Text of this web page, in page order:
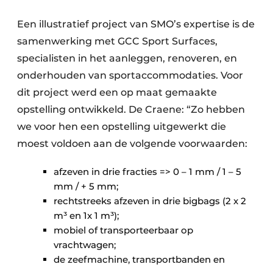
Een illustratief project van SMO’s expertise is de
samenwerking met GCC Sport Surfaces,
specialisten in het aanleggen, renoveren, en
onderhouden van sportaccommodaties. Voor
dit project werd een op maat gemaakte
opstelling ontwikkeld. De Craene: “Zo hebben
we voor hen een opstelling uitgewerkt die
moest voldoen aan de volgende voorwaarden:
afzeven in drie fracties => 0 – 1 mm / 1 – 5
mm / + 5 mm;
rechtstreeks afzeven in drie bigbags (2 x 2
m³ en 1x 1 m³);
mobiel of transporteerbaar op
vrachtwagen;
de zeefmachine, transportbanden en